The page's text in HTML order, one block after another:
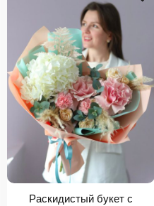
Раскидистый букет с